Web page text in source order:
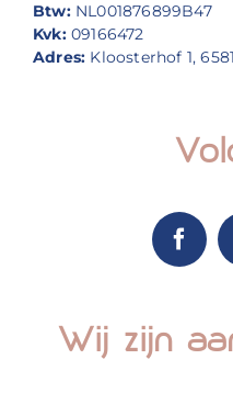
Btw: NL001876899B47
Kvk:09166472
Adres: Kloosterhof 1,
Wij zijn